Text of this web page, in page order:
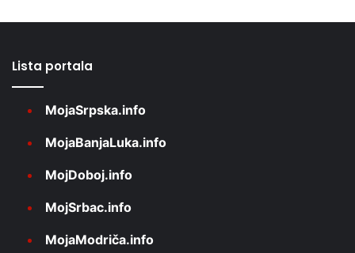
Lista portala
MojaSrpska.info
MojaBanjaLuka.info
MojDoboj.info
MojSrbac.info
MojaModriča.info